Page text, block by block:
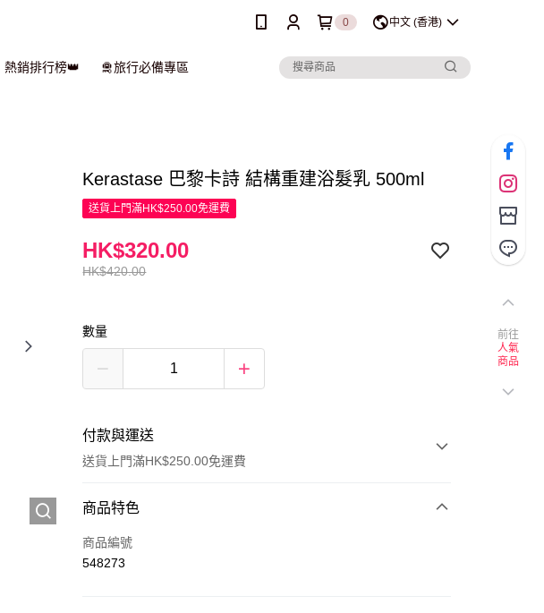
0 中文 (香港)
熱銷排行榜👑 🛅旅行必備專區
Kerastase 巴黎卡詩 結構重建浴髮乳 500ml
送貨上門滿HK$250.00免運費
HK$420.00
HK$320.00
數量
付款與運送
送貨上門滿HK$250.00免運費
付款方式
信用卡
商品特色
商品編號
548273
前往
人氣
商品